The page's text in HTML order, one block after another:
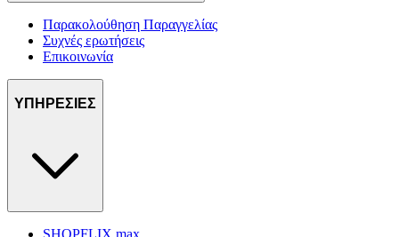
Παρακολούθηση Παραγγελίας
Συχνές ερωτήσεις
Επικοινωνία
ΥΠΗΡΕΣΙΕΣ